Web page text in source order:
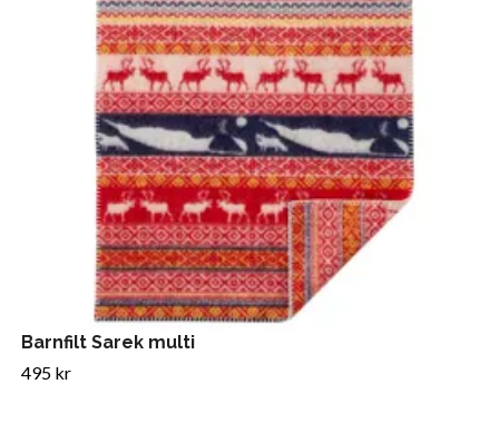
Barnfilt Sarek multi
495 kr